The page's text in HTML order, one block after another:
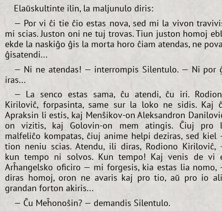
Elaŭskultinte ilin, la maljunulo diris:
— Por vi ĉi tie ĉio estas nova, sed mi la vivon
mi scias. Juston oni ne tuj trovas. Tiun juston homoj
ekde la naskiĝo ĝis la morta horo ĉiam atendas, ne
ĝisatendi...
— Ni ne atendas! — interrompis Silentulo. — Ni por
iras...
— La senco estas sama, ĉu atendi, ĉu iri.
Kiriloviĉ, forpasinta, same sur la loko ne sidis. Kaj
Apraksin li estis, kaj Menŝikov-on Aleksandron
on vizitis, kaj Golovin-on mem atingis. Ĉiuj pro
malfeliĉo kompatas, ĉiuj anime helpi deziras, sed kiel
tion neniu scias. Atendu, ili diras, Rodiono Kiriloviĉ,
kun tempo ni solvos. Kun tempo! Kaj venis de vi
Arĥangelsko oficiro — mi forgesis, kia estas lia nomo,
diras homoj, oron ne avaris kaj pro tio, aŭ pro io
grandan forton akiris...
— Ĉu Meĥonoŝin? — demandis Silentulo.